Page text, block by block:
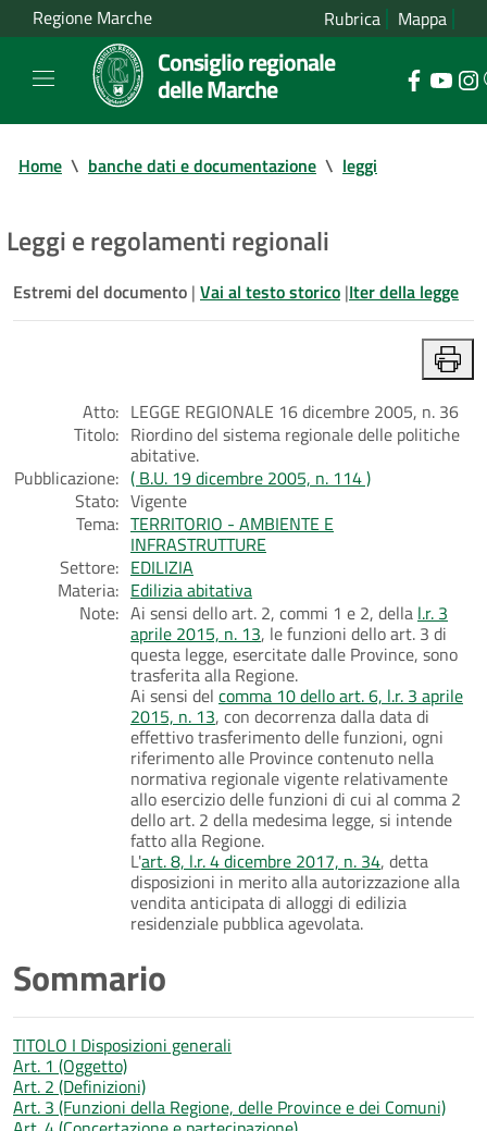
Regione Marche Rubrica Mappa
Consiglio regionale
delle Marche
Home \ banche dati e documentazione \ leggi
Leggi e regolamenti regionali
Estremi del documento | Vai al testo storico |Iter della legge
Atto: LEGGE REGIONALE 16 dicembre 2005, n. 36
Titolo: Riordino del sistema regionale delle politiche
abitative.
Pubblicazione: ( B.U. 19 dicembre 2005, n. 114 )
Stato: Vigente
Tema: TERRITORIO - AMBIENTE E
INFRASTRUTTURE
Settore: EDILIZIA
Materia: Edilizia abitativa
Note: Ai sensi dello art. 2, commi 1 e 2, della l.r. 3
aprile 2015, n. 13, le funzioni dello art. 3 di
questa legge, esercitate dalle Province, sono
trasferita alla Regione.
Ai sensi del comma 10 dello art. 6, l.r. 3 aprile
2015, n. 13, con decorrenza dalla data di
effettivo trasferimento delle funzioni, ogni
riferimento alle Province contenuto nella
normativa regionale vigente relativamente
allo esercizio delle funzioni di cui al comma 2
dello art. 2 della medesima legge, si intende
fatto alla Regione.
L'art. 8, l.r. 4 dicembre 2017, n. 34, detta
disposizioni in merito alla autorizzazione alla
vendita anticipata di alloggi di edilizia
residenziale pubblica agevolata.
Sommario
TITOLO I Disposizioni generali
Art. 1 (Oggetto)
Art. 2 (Definizioni)
Art. 3 (Funzioni della Regione, delle Province e dei Comuni)